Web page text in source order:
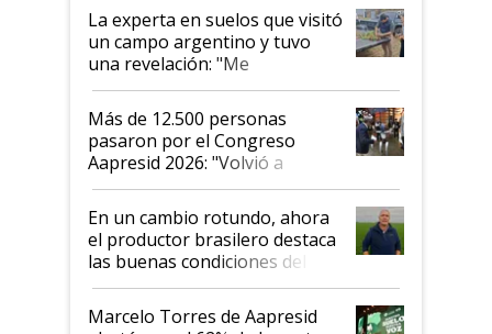
La experta en suelos que visitó
un campo argentino y tuvo
una revelación: "Me
impresionó mucho"
Más de 12.500 personas
pasaron por el Congreso
Aapresid 2026: "Volvió a
demostrar que hablar del
suelo es hablar de todo el
sistema productivo"
En un cambio rotundo, ahora
el productor brasilero destaca
las buenas condiciones del
agro argentino para invertir:
"Los veo más motivados"
Marcelo Torres de Aapresid